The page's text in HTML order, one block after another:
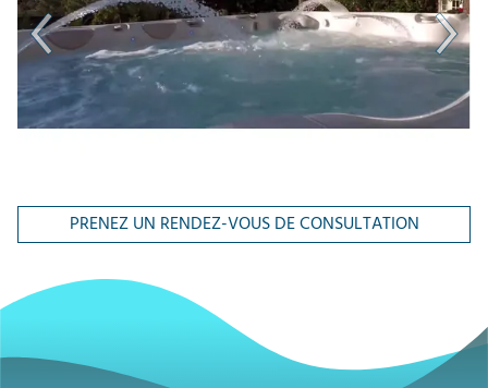
PRENEZ UN RENDEZ-VOUS DE CONSULTATION